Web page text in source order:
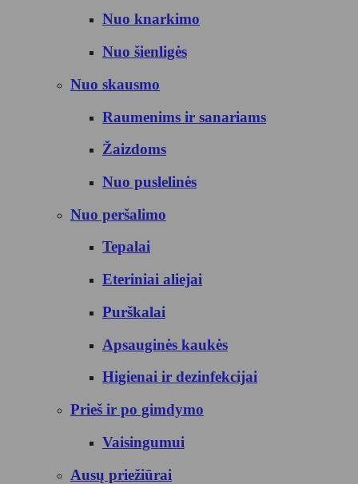
Nuo knarkimo
Nuo šienligės
Nuo skausmo
Raumenims ir sanariams
Žaizdoms
Nuo puslelinės
Nuo peršalimo
Tepalai
Eteriniai aliejai
Purškalai
Apsauginės kaukės
Higienai ir dezinfekcijai
Prieš ir po gimdymo
Vaisingumui
Ausų priežiūrai